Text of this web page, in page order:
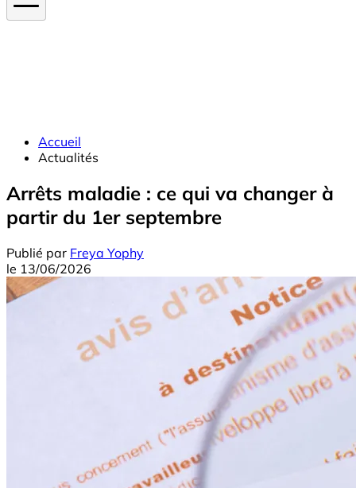
Accueil
Actualités
Arrêts maladie : ce qui va changer à
partir du 1er septembre
Publié par Freya Yophy
le 13/06/2026